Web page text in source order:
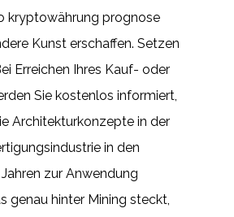
kryptowährung prognose
Kunst erschaffen. Setzen
Erreichen Ihres Kauf- oder
Sie kostenlos informiert,
Architekturkonzepte in der
in den
zur Anwendung
genau hinter Mining steckt,